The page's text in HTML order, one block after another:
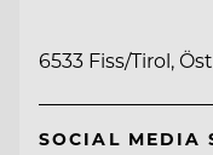
6533 Fiss/Tirol,
SOCIAL MEDIA